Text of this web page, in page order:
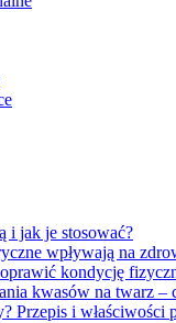
i jak je stosować?
wpływają na
kondycję
kwasów na twarz –
Przepis i właściwości